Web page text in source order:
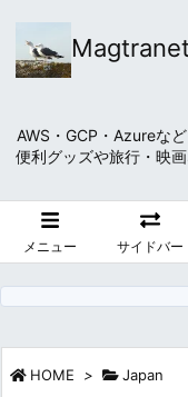
AWS・GCP・Azureな
便利グッズや旅行・映
メニュー サイドバー
HOME > Japan